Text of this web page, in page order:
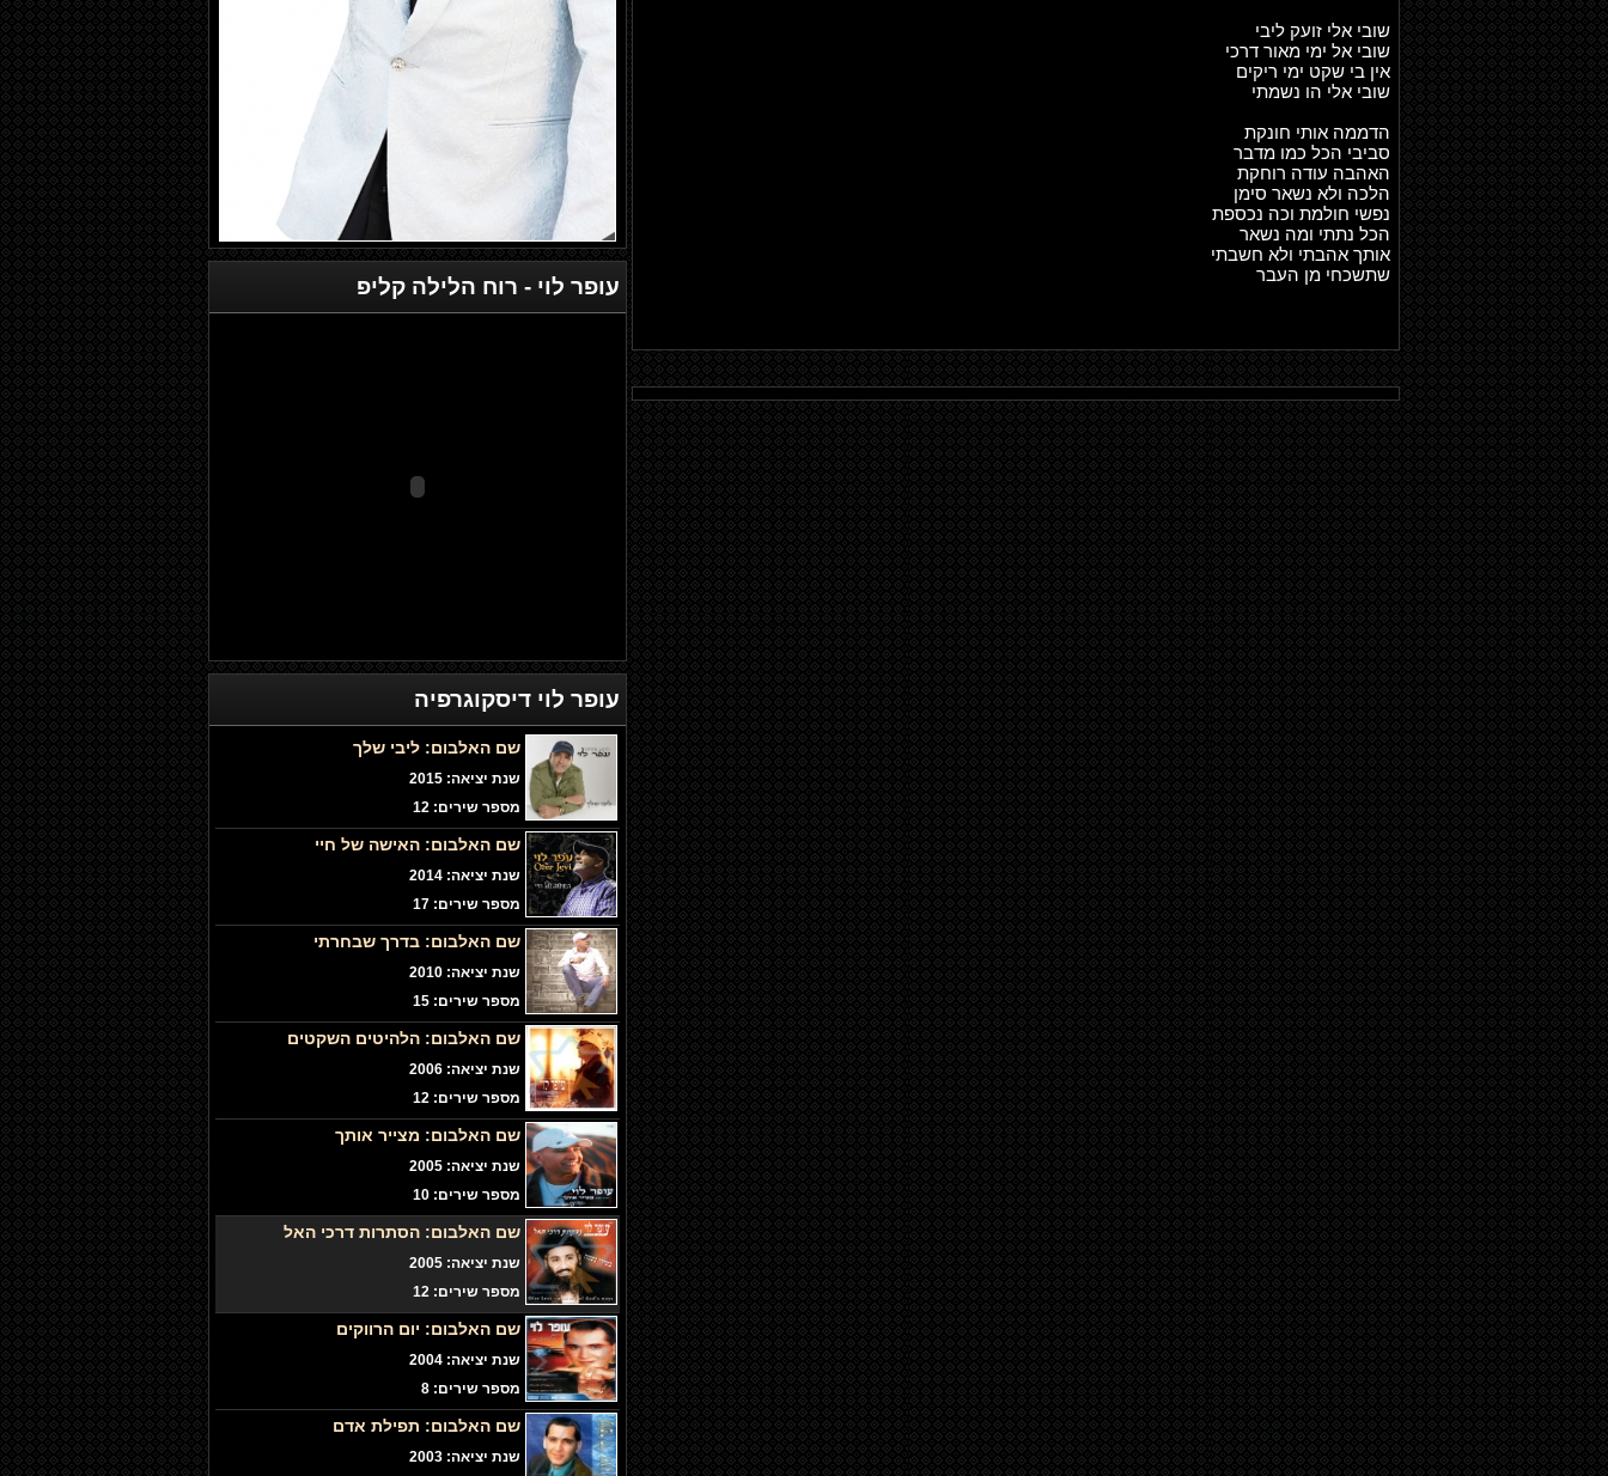
שובי אלי זועק ליבי
שובי אל ימי מאור דרכי
אין בי שקט ימי ריקים
שובי אלי הו נשמתי
הדממה אותי חונקת
סביבי הכל כמו מדבר
האהבה עודה רוחקת
הלכה ולא נשאר סימן
נפשי חולמת וכה נכספת
הכל נתתי ומה נשאר
אותך אהבתי ולא חשבתי
שתשכחי מן העבר
עופר לוי - רוח הלילה קליפ
עופר לוי דיסקוגרפיה
שם האלבום: ליבי שלך
שנת יציאה: 2015
מספר שירים: 12
שם האלבום: האישה של חיי
שנת יציאה: 2014
מספר שירים: 17
שם האלבום: בדרך שבחרתי
שנת יציאה: 2010
מספר שירים: 15
שם האלבום: הלהיטים השקטים
שנת יציאה: 2006
מספר שירים: 12
שם האלבום: מצייר אותך
שנת יציאה: 2005
מספר שירים: 10
שם האלבום: הסתרות דרכי האל
שנת יציאה: 2005
מספר שירים: 12
שם האלבום: יום הרווקים
שנת יציאה: 2004
מספר שירים: 8
שם האלבום: תפילת אדם
שנת יציאה: 2003